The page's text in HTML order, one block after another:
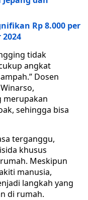
Rp 8.000 per
tidak
angkat
Dosen
merupakan
sehingga bisa
terganggu,
khusus
Meskipun
manusia,
langkah yang
di rumah.